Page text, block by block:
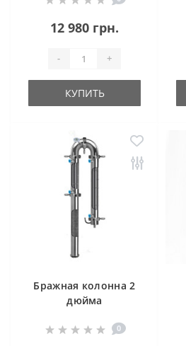
12 980 грн.
- +
КУПИТЬ
Бражная колонна 2
дюйма
0